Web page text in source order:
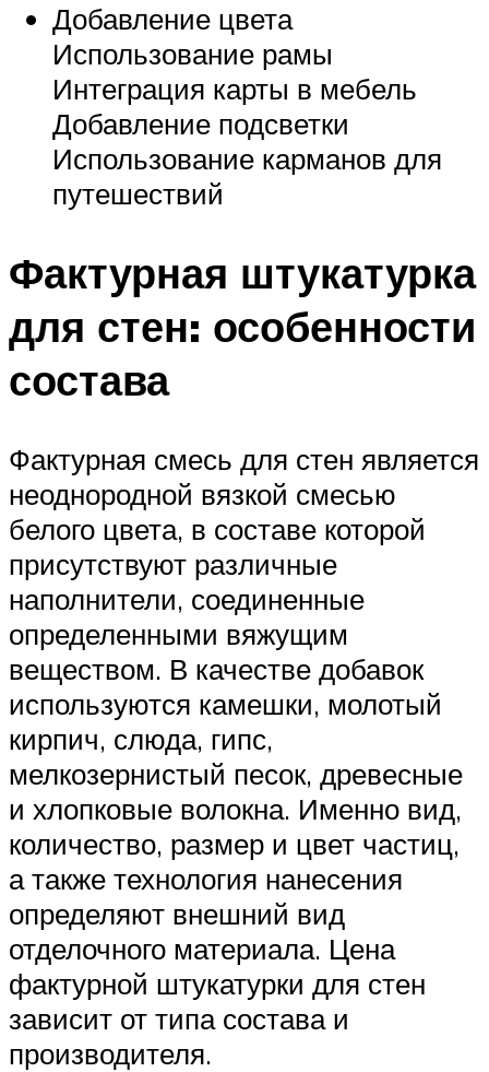
Добавление цвета
Использование рамы
Интеграция карты в мебель
Добавление подсветки
Использование карманов для
путешествий
Фактурная штукатурка
для стен: особенности
состава
Фактурная смесь для стен является
неоднородной вязкой смесью
белого цвета, в составе которой
присутствуют различные
наполнители, соединенные
определенными вяжущим
веществом. В качестве добавок
используются камешки, молотый
кирпич, слюда, гипс,
мелкозернистый песок, древесные
и хлопковые волокна. Именно вид,
количество, размер и цвет частиц,
а также технология нанесения
определяют внешний вид
отделочного материала. Цена
фактурной штукатурки для стен
зависит от типа состава и
производителя.